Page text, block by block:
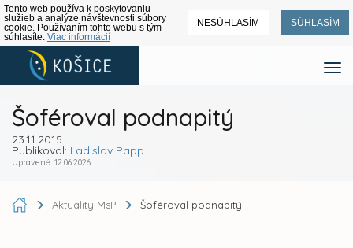
Tento web používa k poskytovaniu
služieb a analýze návštevnosti súbory
cookie. Používaním tohto webu s tým
súhlasíte. Viac informácií
NESÚHLASÍM SÚHLASÍM
Šoféroval podnapitý
23.11.2015
Publikoval: Ladislav Papp
Upravené: 12.06.2026
Aktuality MsP Šoféroval podnapitý